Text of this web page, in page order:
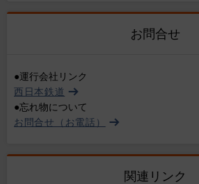
お問合せ
●運行会社リンク
西日本鉄道
●忘れ物について
お問合せ（お電話）
関連リンク